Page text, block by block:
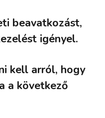
beavatkozást,
igényel.
kell arról, hogy
a következő